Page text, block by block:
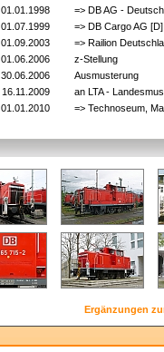
01.01.1998
=> DB AG -
01.07.1999
=> DB Cargo AG
01.09.2003
=> Railion
01.06.2006
z-Stellung
30.06.2006
Ausmusterung
16.11.2009
an LTA -
01.01.2010
=> Technoseum,
Ergänzungen